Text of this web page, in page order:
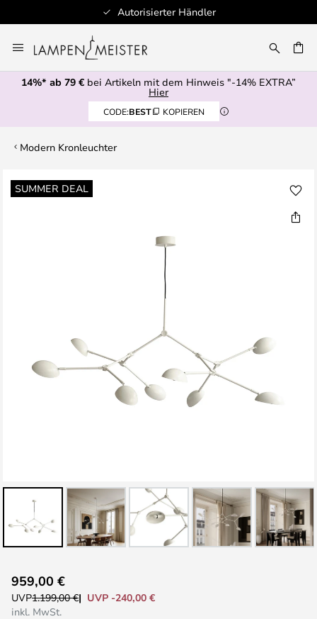
Autorisierter Händler
Inhalt
springen
14%* ab 79 € bei Artikeln mit dem Hinweis "-14% EXTRA”
Hier
CODE:BEST KOPIEREN
Modern Kronleuchter
SUMMER DEAL
Zum
Ende
Anfang
der
959,00 €
UVP1.199,00 €
UVP -240,00 €
inkl. MwSt.